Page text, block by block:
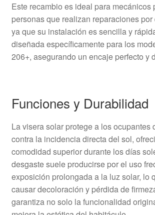
Este recambio es ideal para mecánicos
personas que realizan reparaciones
ya que su instalación es sencilla y
diseñada específicamente para los
206+, asegurando un encaje perfecto y
Funciones y Durabilidad
La visera solar protege a los ocupantes
contra la incidencia directa del sol,
comodidad superior durante los días
desgaste suele producirse por el uso
exposición prolongada a la luz solar, lo
causar decoloración y pérdida de
garantiza no solo la funcionalidad